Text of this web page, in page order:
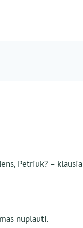
Petriuk? – klausia
nuplauti.